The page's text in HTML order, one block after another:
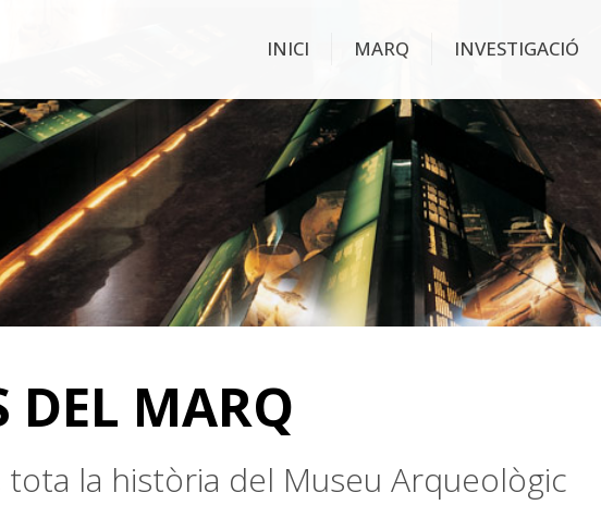
INICI MARQ INVESTIGACIÓ
DEL MARQ
la història del Museu Arqueològic